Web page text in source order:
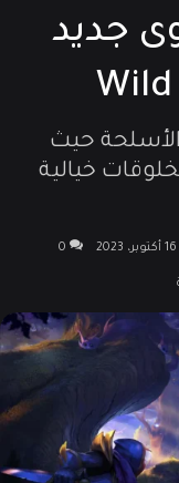
جديد
حيث
خيالية
0